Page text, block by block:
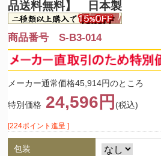
品送料無料】 日本製
商品番号 S-B3-014
メーカー通常価格45,914円のところ
特別価格 24,596円 (税込)
[224ポイント進呈 ]
包装